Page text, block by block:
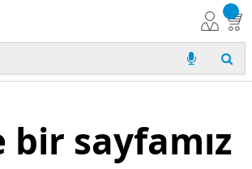
bir sayfamız